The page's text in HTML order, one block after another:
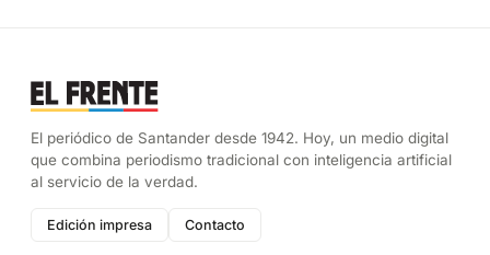
El periódico de Santander desde 1942. Hoy, un medio digital
que combina periodismo tradicional con inteligencia artificial
al servicio de la verdad.
Edición impresa Contacto